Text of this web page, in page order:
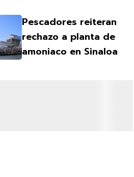
Pescadores reiteran
rechazo a planta de
amoniaco en Sinaloa